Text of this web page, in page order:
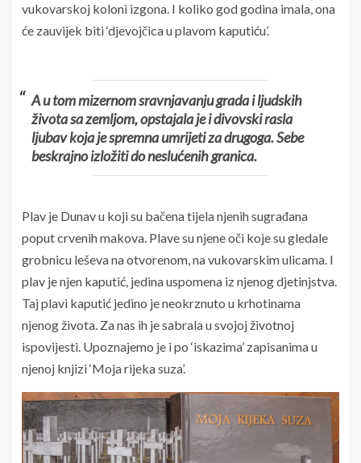
vukovarskoj koloni izgona. I koliko god godina imala, ona
će zauvijek biti ‘djevojčica u plavom kaputiću’.
A u tom mizernom sravnjavanju grada i ljudskih
života sa zemljom, opstajala je i divovski rasla
ljubav koja je spremna umrijeti za drugoga. Sebe
beskrajno izložiti do neslućenih granica.
Plav je Dunav u koji su bačena tijela njenih sugrađana
poput crvenih makova. Plave su njene oči koje su gledale
grobnicu leševa na otvorenom, na vukovarskim ulicama. I
plav je njen kaputić, jedina uspomena iz njenog djetinjstva.
Taj plavi kaputić jedino je neokrznuto u krhotinama
njenog života. Za nas ih je sabrala u svojoj životnoj
ispovijesti. Upoznajemo je i po ‘iskazima’ zapisanima u
njenoj knjizi ‘Moja rijeka suza’.